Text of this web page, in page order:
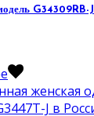
G34309RB-J